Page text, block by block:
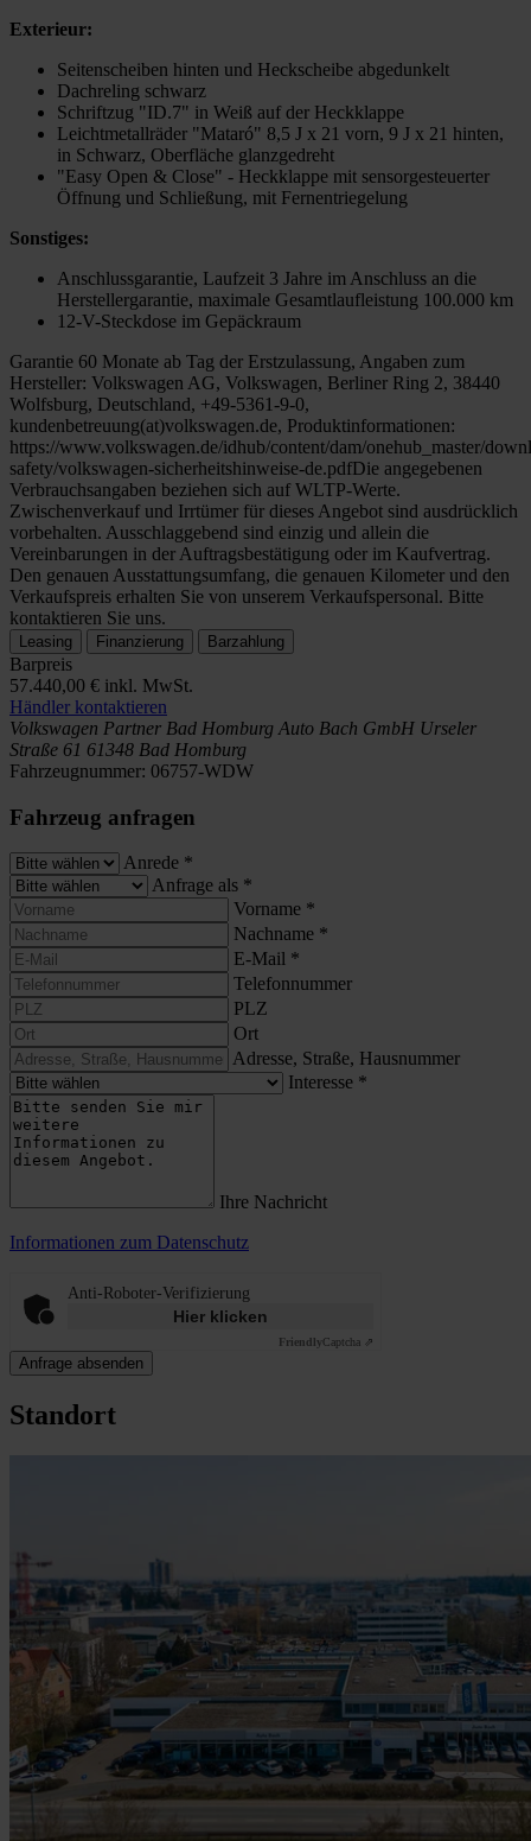
Exterieur:
Seitenscheiben hinten und Heckscheibe abgedunkelt
Dachreling schwarz
Schriftzug "ID.7" in Weiß auf der Heckklappe
Leichtmetallräder "Mataró" 8,5 J x 21 vorn, 9 J x 21 hinten,
in Schwarz, Oberfläche glanzgedreht
"Easy Open & Close" - Heckklappe mit sensorgesteuerter
Öffnung und Schließung, mit Fernentriegelung
Sonstiges:
Anschlussgarantie, Laufzeit 3 Jahre im Anschluss an die
Herstellergarantie, maximale Gesamtlaufleistung 100.000 km
12-V-Steckdose im Gepäckraum
Garantie 60 Monate ab Tag der Erstzulassung, Angaben zum
Hersteller: Volkswagen AG, Volkswagen, Berliner Ring 2, 38440
Wolfsburg, Deutschland, +49-5361-9-0,
kundenbetreuung(at)volkswagen.de, Produktinformationen:
https://www.volkswagen.de/idhub/content/dam/onehub_master/
safety/volkswagen-sicherheitshinweise-de.pdfDie angegebenen
Verbrauchsangaben beziehen sich auf WLTP-Werte.
Zwischenverkauf und Irrtümer für dieses Angebot sind ausdrücklich
vorbehalten. Ausschlaggebend sind einzig und allein die
Vereinbarungen in der Auftragsbestätigung oder im Kaufvertrag.
Den genauen Ausstattungsumfang, die genauen Kilometer und den
Verkaufspreis erhalten Sie von unserem Verkaufspersonal. Bitte
kontaktieren Sie uns.
Leasing Finanzierung Barzahlung
Barpreis
57.440,00 € inkl. MwSt.
Händler kontaktieren
Volkswagen Partner Bad Homburg Auto Bach GmbH Urseler
Straße 61 61348 Bad Homburg
Fahrzeugnummer: 06757-WDW
Fahrzeug anfragen
Anrede *
Anfrage als *
Vorname *
Nachname *
E-Mail *
Telefonnummer
PLZ
Ort
Adresse, Straße, Hausnummer
Interesse *
Ihre Nachricht
Informationen zum Datenschutz
Anti-Roboter-Verifizierung
Hier klicken
FriendlyCaptcha ⇗
Anfrage absenden
Standort